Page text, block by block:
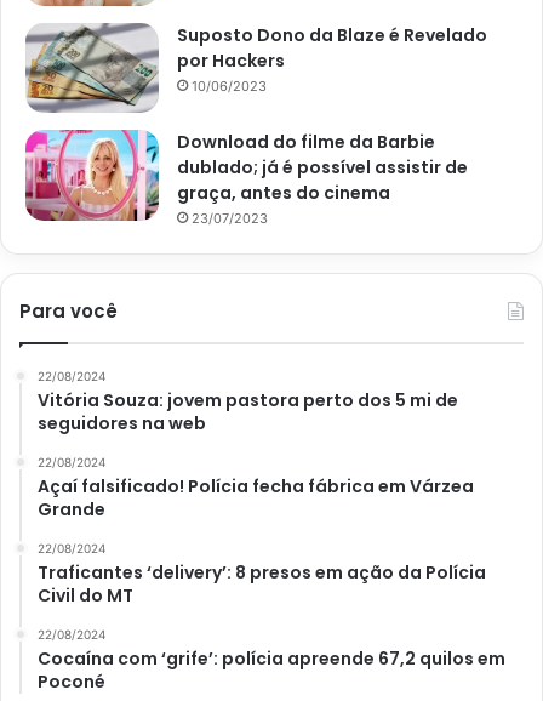
Suposto Dono da Blaze é Revelado
por Hackers
10/06/2023
Download do filme da Barbie
dublado; já é possível assistir de
graça, antes do cinema
23/07/2023
Para você
22/08/2024
Vitória Souza: jovem pastora perto dos 5 mi de
seguidores na web
22/08/2024
Açaí falsificado! Polícia fecha fábrica em Várzea
Grande
22/08/2024
Traficantes ‘delivery’: 8 presos em ação da Polícia
Civil do MT
22/08/2024
Cocaína com ‘grife’: polícia apreende 67,2 quilos em
Poconé